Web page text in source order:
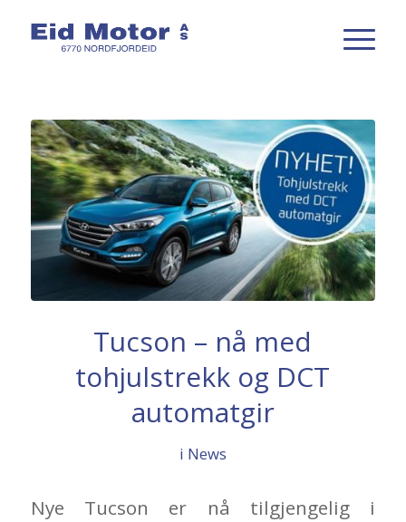
Tucson – nå med
tohjulstrekk og DCT
automatgir
i News
Nye Tucson er nå tilgjengelig i